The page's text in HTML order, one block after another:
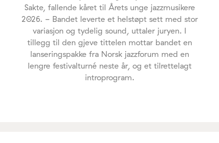
Sakte, fallende kåret til Årets unge jazzmusikere
2026. - Bandet leverte et helstøpt sett med stor
variasjon og tydelig sound, uttaler juryen. I
tillegg til den gjeve tittelen mottar bandet en
lanseringspakke fra Norsk jazzforum med en
lengre festivalturné neste år, og et tilrettelagt
introprogram.